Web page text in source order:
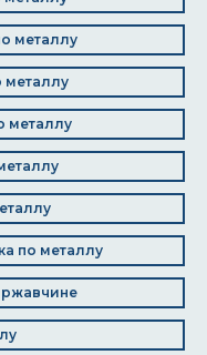
металлу
металлу
металлу
по металлу
ржавчине